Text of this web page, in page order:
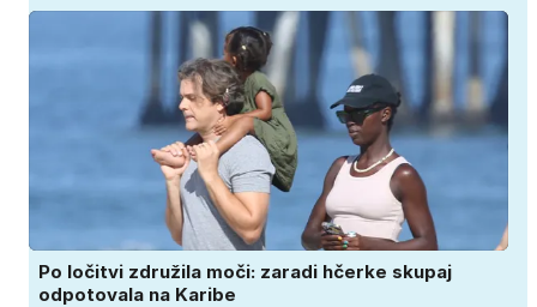
Po ločitvi združila moči: zaradi hčerke skupaj
odpotovala na Karibe